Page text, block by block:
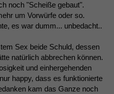
noch "Scheiße gebaut".
um Vorwürfe oder so.
es war dumm... unbedacht..
Sex beide Schuld, dessen
natürlich abbrechen können.
und einhergehenden
happy, dass es funktionierte
kam das Ganze noch